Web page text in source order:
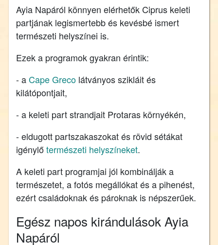
Ayia Napáról könnyen elérhetők Ciprus keleti
partjának legismertebb és kevésbé ismert
természeti helyszínei is.
Ezek a programok gyakran érintik:
- aCape Greco látványos szikláit és
kilátópontjait,
- a keleti part strandjait Protaras környékén,
- eldugott partszakaszokat és rövid sétákat
igénylőtermészeti helyszíneket.
A keleti part programjai jól kombinálják a
természetet, a fotós megállókat és a pihenést,
ezért családoknak és pároknak is népszerűek.
Egész napos kirándulások Ayia
Napáról